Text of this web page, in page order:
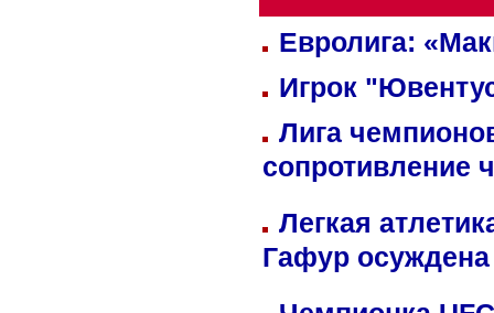
Евролига:
Игрок
Лига
сопротивление
Легкая
Гафур осуждена